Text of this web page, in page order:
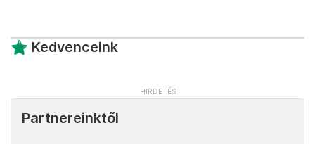
Kedvenceink
Partnereinktől